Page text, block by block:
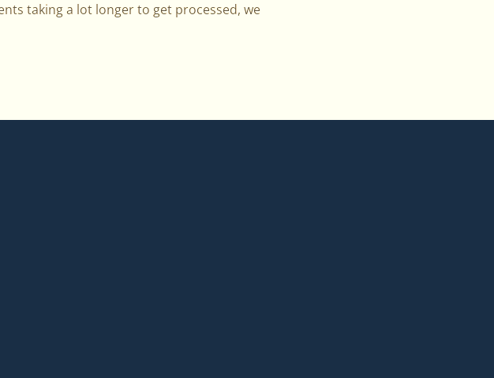
taking a lot longer to get processed, we